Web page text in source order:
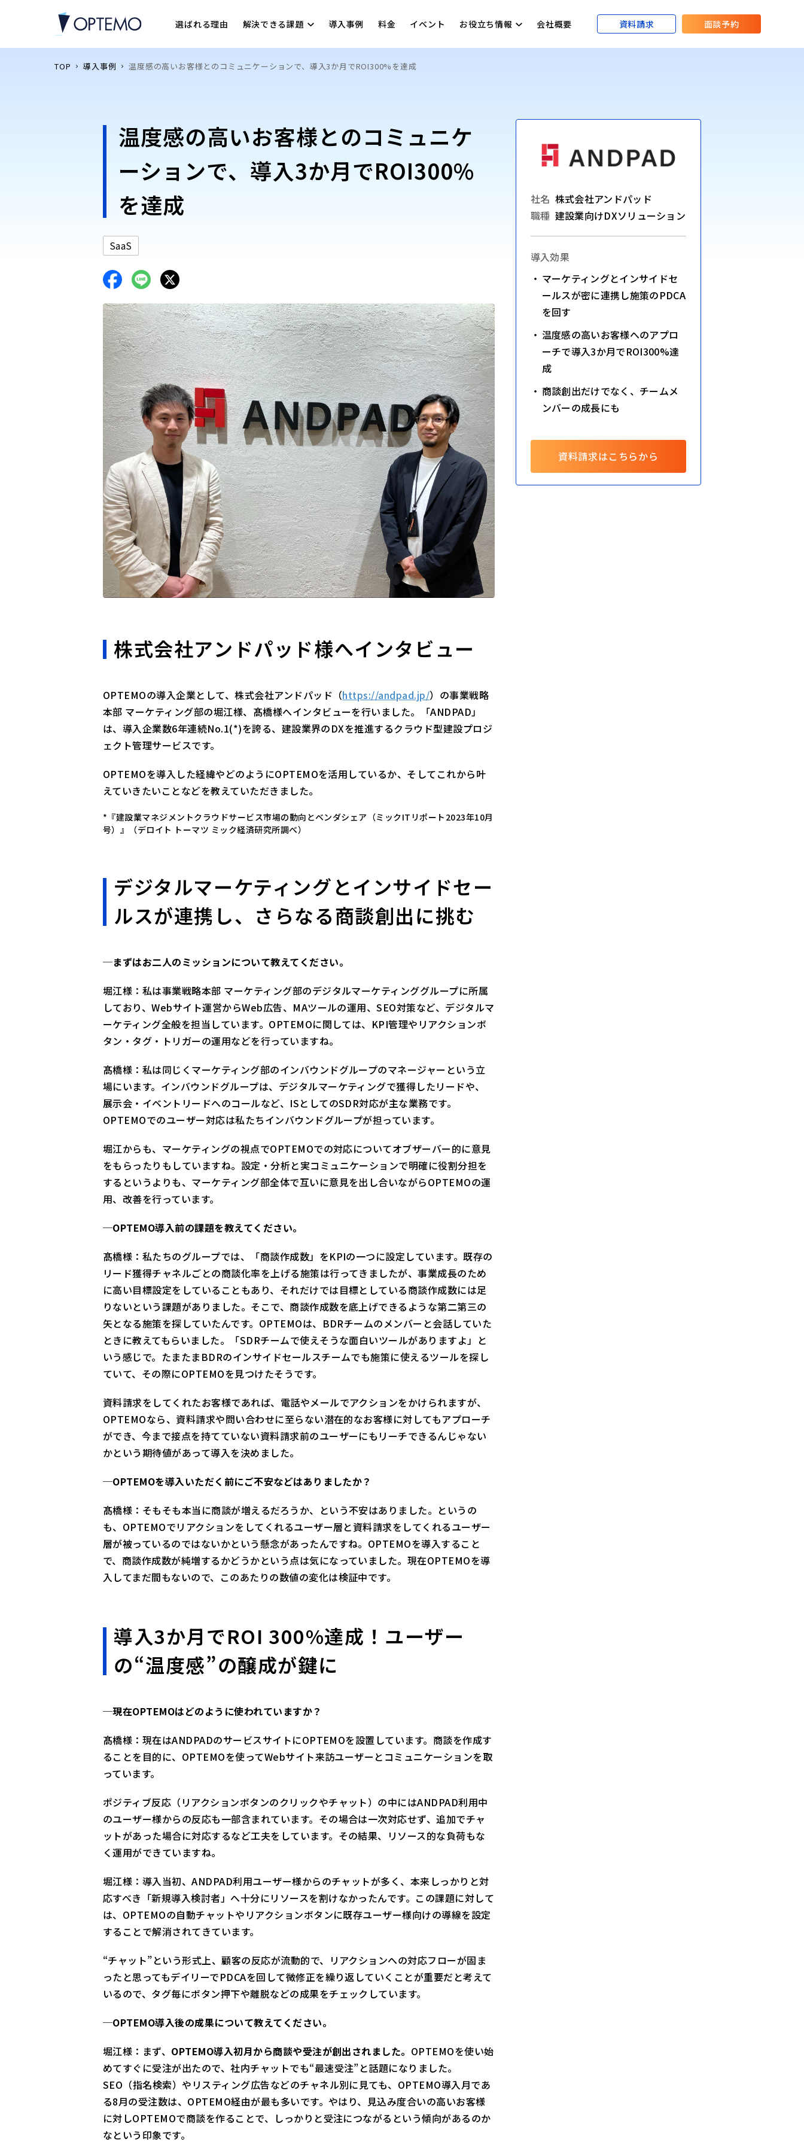
選ばれる理由 解決できる課題 導入事例 料金 イベント お役立ち情報 会社概要 資料請求 面談予約
TOP 導入事例 温度感の高いお客様とのコミュニケーションで、導入3か月でROI300%を達成
温度感の高いお客様とのコミュニケ
ーションで、導入3か月でROI300%
を達成
SaaS
株式会社アンドパッド様へインタビュー
OPTEMOの導入企業として、株式会社アンドパッド（https://andpad.jp/）の事業戦略
本部 マーケティング部の堀江様、髙橋様へインタビューを行いました。「ANDPAD」
は、導入企業数6年連続No.1(*)を誇る、建設業界のDXを推進するクラウド型建設プロジ
ェクト管理サービスです。
OPTEMOを導入した経緯やどのようにOPTEMOを活用しているか、そしてこれから叶
えていきたいことなどを教えていただきました。
*『建設業マネジメントクラウドサービス市場の動向とベンダシェア（ミックITリポート2023年10月
号）』（デロイト トーマツ ミック経済研究所調べ）
デジタルマーケティングとインサイドセー
ルスが連携し、さらなる商談創出に挑む
─まずはお二人のミッションについて教えてください。
堀江様：私は事業戦略本部 マーケティング部のデジタルマーケティンググループに所属
しており、Webサイト運営からWeb広告、MAツールの運用、SEO対策など、デジタルマ
ーケティング全般を担当しています。OPTEMOに関しては、KPI管理やリアクションボ
タン・タグ・トリガーの運用などを行っていますね。
髙橋様：私は同じくマーケティング部のインバウンドグループのマネージャーという立
場にいます。インバウンドグループは、デジタルマーケティングで獲得したリードや、
展示会・イベントリードへのコールなど、ISとしてのSDR対応が主な業務です。
OPTEMOでのユーザー対応は私たちインバウンドグループが担っています。
堀江からも、マーケティングの視点でOPTEMOでの対応についてオブザーバー的に意見
をもらったりもしていますね。設定・分析と実コミュニケーションで明確に役割分担を
するというよりも、マーケティング部全体で互いに意見を出し合いながらOPTEMOの運
用、改善を行っています。
─OPTEMO導入前の課題を教えてください。
髙橋様：私たちのグループでは、「商談作成数」をKPIの一つに設定しています。既存の
リード獲得チャネルごとの商談化率を上げる施策は行ってきましたが、事業成長のため
に高い目標設定をしていることもあり、それだけでは目標としている商談作成数には足
りないという課題がありました。そこで、商談作成数を底上げできるような第二第三の
矢となる施策を探していたんです。OPTEMOは、BDRチームのメンバーと会話していた
ときに教えてもらいました。「SDRチームで使えそうな面白いツールがありますよ」と
いう感じで。たまたまBDRのインサイドセールスチームでも施策に使えるツールを探し
ていて、その際にOPTEMOを見つけたそうです。
資料請求をしてくれたお客様であれば、電話やメールでアクションをかけられますが、
OPTEMOなら、資料請求や問い合わせに至らない潜在的なお客様に対してもアプローチ
ができ、今まで接点を持てていない資料請求前のユーザーにもリーチできるんじゃない
かという期待値があって導入を決めました。
─OPTEMOを導入いただく前にご不安などはありましたか？
髙橋様：そもそも本当に商談が増えるだろうか、という不安はありました。というの
も、OPTEMOでリアクションをしてくれるユーザー層と資料請求をしてくれるユーザー
層が被っているのではないかという懸念があったんですね。OPTEMOを導入すること
で、商談作成数が純増するかどうかという点は気になっていました。現在OPTEMOを導
入してまだ間もないので、このあたりの数値の変化は検証中です。
導入3か月でROI 300%達成！ユーザー
の“温度感”の醸成が鍵に
─現在OPTEMOはどのように使われていますか？
髙橋様：現在はANDPADのサービスサイトにOPTEMOを設置しています。商談を作成す
ることを目的に、OPTEMOを使ってWebサイト来訪ユーザーとコミュニケーションを取
っています。
ポジティブ反応（リアクションボタンのクリックやチャット）の中にはANDPAD利用中
のユーザー様からの反応も一部含まれています。その場合は一次対応せず、追加でチャ
ットがあった場合に対応するなど工夫をしています。その結果、リソース的な負荷もな
く運用ができていますね。
堀江様：導入当初、ANDPAD利用ユーザー様からのチャットが多く、本来しっかりと対
応すべき「新規導入検討者」へ十分にリソースを割けなかったんです。この課題に対して
は、OPTEMOの自動チャットやリアクションボタンに既存ユーザー様向けの導線を設定
することで解消されてきています。
“チャット”という形式上、顧客の反応が流動的で、リアクションへの対応フローが固ま
ったと思ってもデイリーでPDCAを回して微修正を繰り返していくことが重要だと考えて
いるので、タグ毎にボタン押下や離脱などの成果をチェックしています。
─OPTEMO導入後の成果について教えてください。
堀江様：まず、 OPTEMO導入初月から商談や受注が創出されました。 OPTEMOを使い始
めてすぐに受注が出たので、社内チャットでも“最速受注”と話題になりました。
SEO（指名検索）やリスティング広告などのチャネル別に見ても、OPTEMO導入月であ
る8月の受注数は、OPTEMO経由が最も多いです。やはり、見込み度合いの高いお客様
に対しOPTEMOで商談を作ることで、しっかりと受注につながるという傾向があるのか
なという印象です。
社名 株式会社アンドパッド
職種 建設業向けDXソリューション
導入効果
マーケティングとインサイドセ
ールスが密に連携し施策のPDCA
を回す
温度感の高いお客様へのアプロ
ーチで導入3か月でROI300%達
成
商談創出だけでなく、チームメ
ンバーの成長にも
資料請求はこちらから